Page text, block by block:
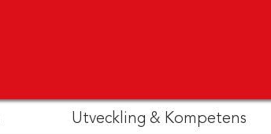
Utveckling & Kompetens